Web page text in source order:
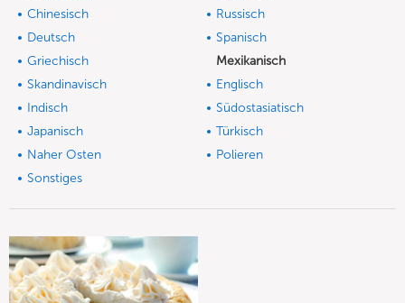
Chinesisch
Russisch
Deutsch
Spanisch
Griechisch
Mexikanisch
Skandinavisch
Englisch
Indisch
Südostasiatisch
Japanisch
Türkisch
Naher Osten
Polieren
Sonstiges